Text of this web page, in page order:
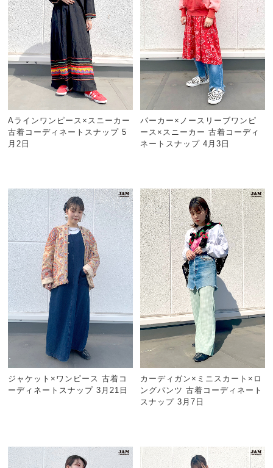
Aラインワンピース×スニーカー
古着コーディネートスナップ 5
月2日
パーカー×ノースリーブワンピ
ース×スニーカー 古着コーディ
ネートスナップ 4月3日
ジャケット×ワンピース 古着コ
ーディネートスナップ 3月21日
カーディガン×ミニスカート×ロ
ングパンツ 古着コーディネート
スナップ 3月7日